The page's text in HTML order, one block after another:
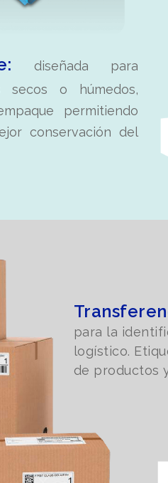
diseñada para
secos o húmedos,
permitiendo
conservación del
para la
logístico.
de productos